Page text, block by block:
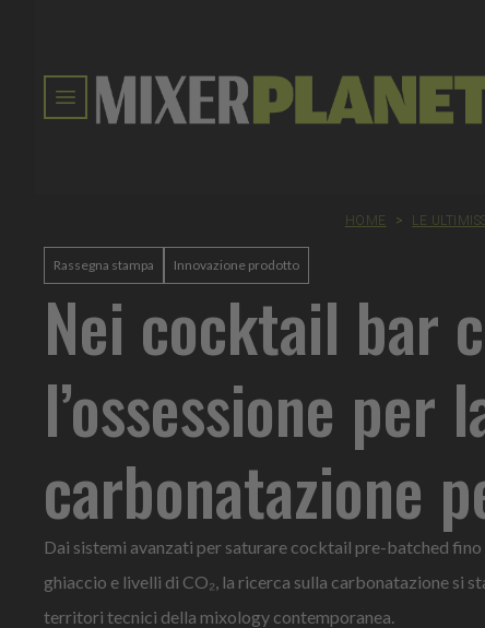
HOME > LE
Rassegna stampa Innovazione prodotto
Nei cocktail bar
l’ossessione per
carbonatazione
Dai sistemi avanzati per saturare cocktail pre-batched fino
ghiaccio e livelli di CO₂, la ricerca sulla carbonatazione si
territori tecnici della mixology contemporanea.